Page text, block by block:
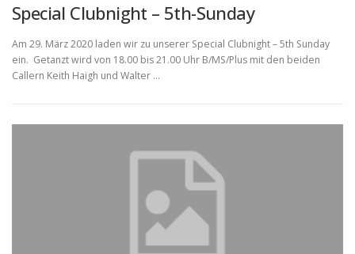
Special Clubnight – 5th-Sunday
Am 29. März 2020 laden wir zu unserer Special Clubnight – 5th Sunday
ein. Getanzt wird von 18.00 bis 21.00 Uhr B/MS/Plus mit den beiden
Callern Keith Haigh und Walter …